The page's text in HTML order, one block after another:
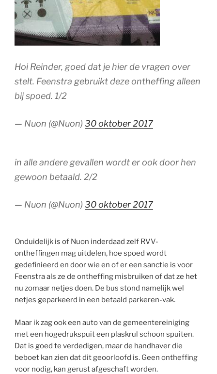
Hoi Reinder, goed dat je hier de vragen over
stelt. Feenstra gebruikt deze ontheffing alleen
bij spoed. 1/2
— Nuon (@Nuon) 30 oktober 2017
in alle andere gevallen wordt er ook door hen
gewoon betaald. 2/2
— Nuon (@Nuon) 30 oktober 2017
Onduidelijk is of Nuon inderdaad zelf RVV-
ontheffingen mag uitdelen, hoe spoed wordt
gedefinieerd en door wie en of er een sanctie is voor
Feenstra als ze de ontheffing misbruiken of dat ze het
nu zomaar netjes doen. De bus stond namelijk wel
netjes geparkeerd in een betaald parkeren-vak.
Maar ik zag ook een auto van de gemeentereiniging
met een hogedrukspuit een plaskrul schoon spuiten.
Dat is goed te verdedigen, maar de handhaver die
beboet kan zien dat dit geoorloofd is. Geen ontheffing
voor nodig, kan gerust afgeschaft worden.